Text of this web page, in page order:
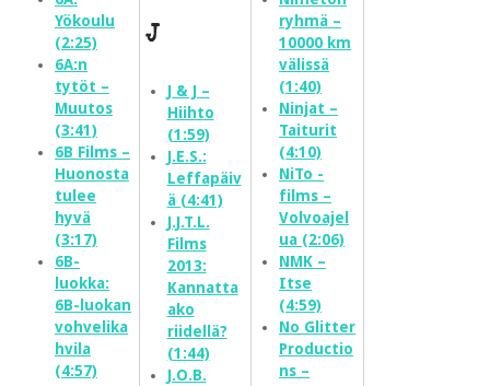
Yökoulu
(2:25)
6A:n
tytöt –
Muutos
(3:41)
6B Films –
Huonosta
tulee
hyvä
(3:17)
6B-
luokka:
6B-luokan
vohvelika
hvila
(4:57)
J
J & J –
Hiihto
(1:59)
J.E.S.:
Leffapäiv
ä (4:41)
J.J.T.L.
Films
2013:
Kannatta
ako
riidellä?
(1:44)
J.O.B.
ryhmä –
10000 km
välissä
(1:40)
Ninjat –
Taiturit
(4:10)
NiTo -
films –
Volvoajel
ua (2:06)
NMK –
Itse
(4:59)
No Glitter
Productio
ns –